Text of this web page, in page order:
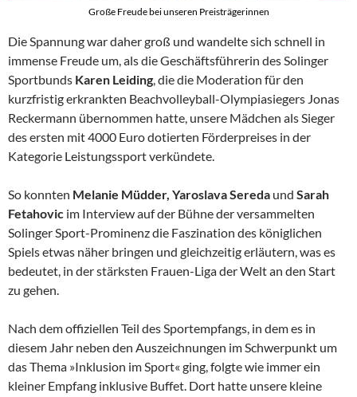
Große Freude bei unseren Preisträgerinnen
Die Spannung war daher groß und wandelte sich schnell in
immense Freude um, als die Geschäftsführerin des Solinger
Sportbunds Karen Leiding, die die Moderation für den
kurzfristig erkrankten Beachvolleyball-Olympiasiegers Jonas
Reckermann übernommen hatte, unsere Mädchen als Sieger
des ersten mit 4000 Euro dotierten Förderpreises in der
Kategorie Leistungssport verkündete.
So konnten Melanie Müdder, Yaroslava Sereda und Sarah
Fetahovic im Interview auf der Bühne der versammelten
Solinger Sport-Prominenz die Faszination des königlichen
Spiels etwas näher bringen und gleichzeitig erläutern, was es
bedeutet, in der stärksten Frauen-Liga der Welt an den Start
zu gehen.
Nach dem offiziellen Teil des Sportempfangs, in dem es in
diesem Jahr neben den Auszeichnungen im Schwerpunkt um
das Thema »Inklusion im Sport« ging, folgte wie immer ein
kleiner Empfang inklusive Buffet. Dort hatte unsere kleine